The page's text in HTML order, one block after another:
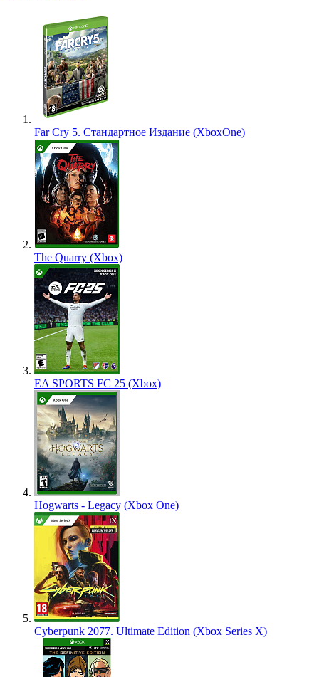
Far Cry 5. Стандартное Издание (XboxOne)
The Quarry (Xbox)
EA SPORTS FC 25 (Xbox)
Hogwarts - Legacy (Xbox One)
Cyberpunk 2077. Ultimate Edition (Xbox Series X)